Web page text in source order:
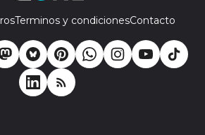
Terminos y condicionesContacto